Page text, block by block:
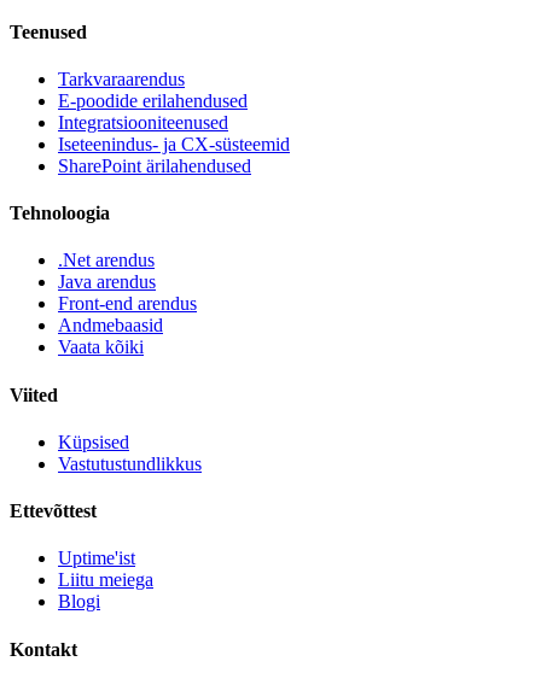
Teenused
Tarkvaraarendus
E-poodide erilahendused
Integratsiooniteenused
Iseteenindus- ja CX-süsteemid
SharePoint ärilahendused
Tehnoloogia
.Net arendus
Java arendus
Front-end arendus
Andmebaasid
Vaata kõiki
Viited
Küpsised
Vastutustundlikkus
Ettevõttest
Uptime'ist
Liitu meiega
Blogi
Kontakt